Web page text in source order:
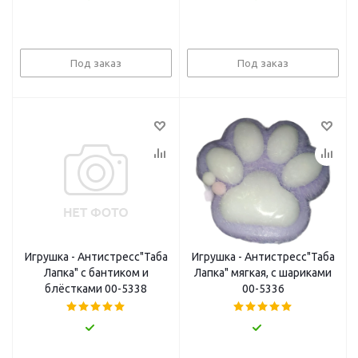
Под заказ Под заказ
Игрушка - Антистресс"Таба
Лапка" с бантиком и
блёстками 00-5338
Игрушка - Антистресс"Таба
Лапка" мягкая, с шариками
00-5336